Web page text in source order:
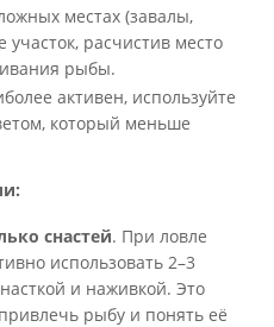
местах (завалы,
участок, расчистив место
рыбы.
активен, используйте
который меньше
снастей. При ловле
использовать 2–3
и наживкой. Это
рыбу и понять её